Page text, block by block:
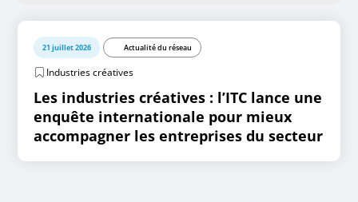
21 juillet 2026 Actualité du réseau
Industries créatives
Les industries créatives : l’ITC lance une
enquête internationale pour mieux
accompagner les entreprises du secteur